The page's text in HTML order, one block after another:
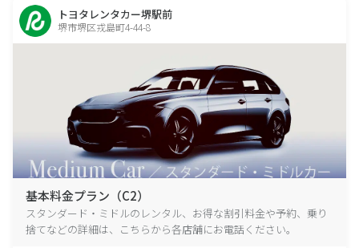
トヨタレンタカー堺駅前
堺市堺区戎島町4-44-8
基本料金プラン（C2）
スタンダード・ミドルのレンタル、お得な割引料金や予約、乗り
捨てなどの詳細は、こちらから各店舗にお電話ください。